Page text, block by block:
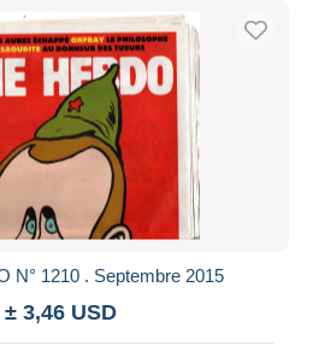
N° 1210 . Septembre 2015
± 3,46 USD